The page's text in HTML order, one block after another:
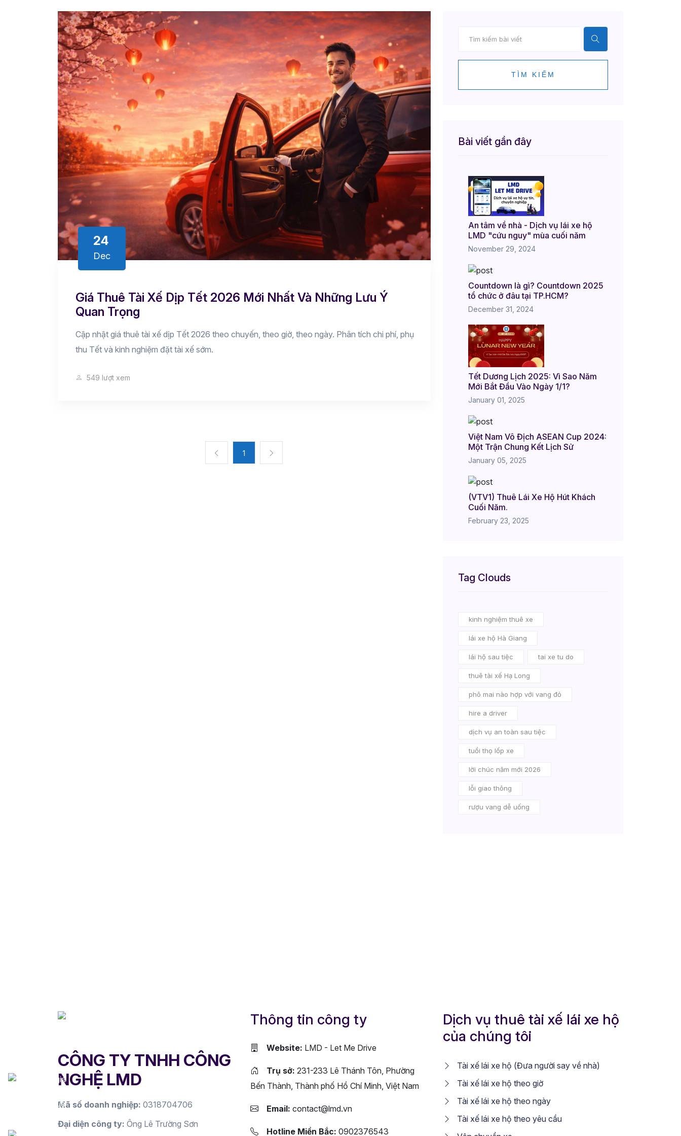
24
Dec
Giá Thuê Tài Xế Dịp Tết 2026 Mới Nhất Và Những Lưu Ý
Quan Trọng
Cập nhật giá thuê tài xế dịp Tết 2026 theo chuyến, theo giờ, theo ngày. Phân tích chi phí, phụ
thu Tết và kinh nghiệm đặt tài xế sớm.
549 lượt xem
1
TÌM KIẾM
Bài viết gần đây
An tâm về nhà - Dịch vụ lái xe hộ
LMD "cứu nguy" mùa cuối năm
November 29, 2024
Countdown là gì? Countdown 2025
tổ chức ở đâu tại TP.HCM?
December 31, 2024
Tết Dương Lịch 2025: Vì Sao Năm
Mới Bắt Đầu Vào Ngày 1/1?
January 01, 2025
Việt Nam Vô Địch ASEAN Cup 2024:
Một Trận Chung Kết Lịch Sử
January 05, 2025
(VTV1) Thuê Lái Xe Hộ Hút Khách
Cuối Năm.
February 23, 2025
Tag Clouds
kinh nghiệm thuê xe
lái xe hộ Hà Giang
lái hộ sau tiệc tai xe tu do
thuê tài xế Hạ Long
phô mai nào hợp với vang đỏ
hire a driver
dịch vụ an toàn sau tiệc
tuổi thọ lốp xe
lời chúc năm mới 2026
lỗi giao thông
rượu vang dễ uống
CÔNG TY TNHH CÔNG
NGHỆ LMD
Mã số doanh nghiệp: 0318704706
Đại diện công ty: Ông Lê Trường Sơn
Thông tin công ty
Website: LMD - Let Me Drive
Trụ sở: 231-233 Lê Thánh Tôn, Phường
Bến Thành, Thành phố Hồ Chí Minh, Việt Nam
Email: contact@lmd.vn
Hotline Miền Bắc: 0902376543
Dịch vụ thuê tài xế lái xe hộ
của chúng tôi
Tài xế lái xe hộ (Đưa người say về nhà)
Tài xế lái xe hộ theo giờ
Tài xế lái xe hộ theo ngày
Tài xế lái xe hộ theo yêu cầu